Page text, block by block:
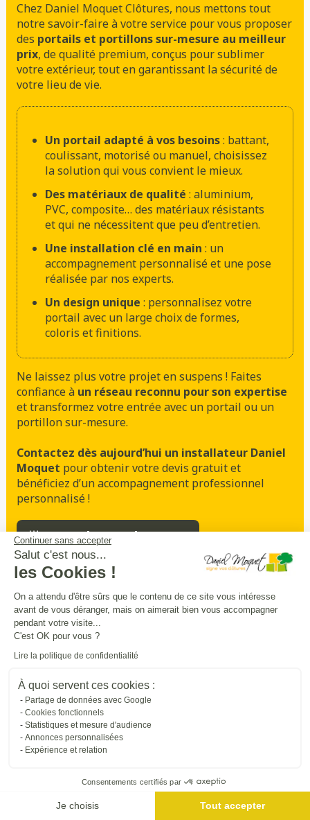
Continuer sans accepter
Salut c'est nous...
les Cookies !
On a attendu d'être sûrs que le contenu de ce site vous intéresse
avant de vous déranger, mais on aimerait bien vous accompagner
pendant votre visite...
C'est OK pour vous ?
Lire la politique de confidentialité
À quoi servent ces cookies :
Partage de données avec Google
Cookies fonctionnels
Statistiques et mesure d'audience
Annonces personnalisées
Expérience et relation
Consentements certifiés par
Je choisis Tout accepter
Chez Daniel Moquet Clôtures, nous mettons tout
notre savoir-faire à votre service pour vous proposer
des portails et portillons sur-mesure au meilleur
prix, de qualité premium, conçus pour sublimer
votre extérieur, tout en garantissant la sécurité de
votre lieu de vie.
Un portail adapté à vos besoins: battant,
coulissant, motorisé ou manuel, choisissez
la solution qui vous convient le mieux.
Des matériaux de qualité : aluminium,
PVC, composite… des matériaux résistants
et qui ne nécessitent que peu d’entretien.
Une installation clé en main : un
accompagnement personnalisé et une pose
réalisée par nos experts.
Un design unique : personnalisez votre
portail avec un large choix de formes,
coloris et finitions.
Ne laissez plus votre projet en suspens ! Faites
confiance à un réseau reconnu pour son expertise
et transformez votre entrée avec un portail ou un
portillon sur-mesure.
Contactez dès aujourd’hui un installateur Daniel
Moquet pour obtenir votre devis gratuit et
bénéficiez d’un accompagnement professionnel
personnalisé !
Prendre rendez-vous
Sécurité,intimité,praticité:
entourezet sécurisez vos extérieurs